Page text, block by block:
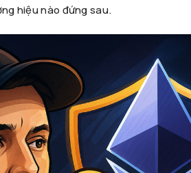
hiệu nào đứng sau.